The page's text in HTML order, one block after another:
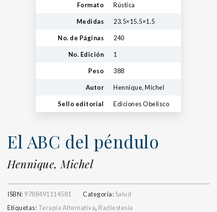
Formato Rústica
Medidas 23.5×15.5×1.5
No. de Páginas 240
No. Edición 1
Peso 388
Autor Hennique, Michel
Sello editorial Ediciones Obelisco
El ABC del péndulo
Hennique, Michel
ISBN: 9788491114581 Categoría:Salud
Etiquetas: Terapia Alternativa, Radiestesia